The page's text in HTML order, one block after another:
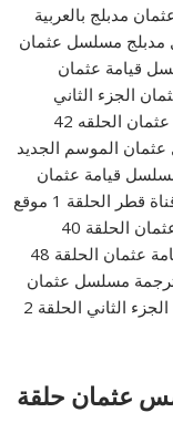
عثمان الحلقة 41 قيامة عثمان مدبلج بالعربية
بن ارطغرل مدبلج مسلسل عثمان
45 مسلسل عثمان 19 مسلسل قيامة عثمان
26 المؤسس عثمان الجزء الثاني
الحلقة الاولى مسلسل عثمان الحلقة 34 قيامه عثمان الحلقه 42
الحلقة 46 مسلسل عثمان الموسم الجديد
الحلقة 30 مترجمة مسلسل قيامة عثمان
الموسم الثاني مسلسل عثمان مدبلج بالعربيه قناة قطر الحلقة 1 موقع
قصة عشق المؤسس عثمان الحلقة 37 قيامة عثمان الحلقة 40
مترجمة عربي شاشة كاملة hd atv مسلسل قيامة عثمان الحلقة 48
عثمان ٤٨ المؤسس عثمان الحلقة 21 مترجمة مسلسل عثمان
بن ارطغرل الجزء الثاني الحلقة 1 قيامة عثمان الجزء الثاني الحلقة 2
عثمان حلقة